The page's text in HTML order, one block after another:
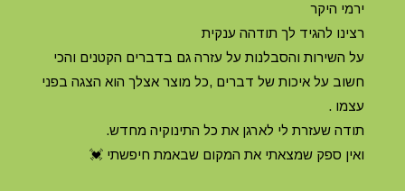
ירמי היקר
רצינו להגיד לך תודהה ענקית
על השירות והסבלנות על עזרה גם בדברים הקטנים והכי
חשוב על איכות של דברים ,כל מוצר אצלך הוא הצגה בפני
עצמו .
תודה שעזרת לי לארגן את כל התינוקיה מחדש.
ואין ספק שמצאתי את המקום שבאמת חיפשתי 💓